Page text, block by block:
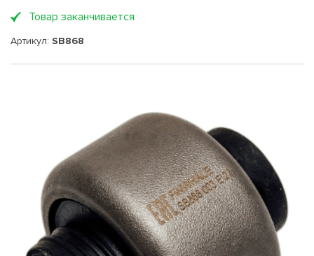
Товар заканчивается
Артикул: SB868